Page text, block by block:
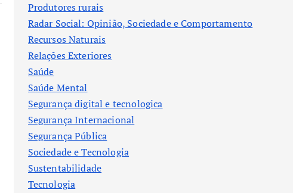
Produtores rurais
Radar Social: Opinião, Sociedade e Comportamento
Recursos Naturais
Relações Exteriores
Saúde
Saúde Mental
Segurança digital e tecnologica
Segurança Internacional
Segurança Pública
Sociedade e Tecnologia
Sustentabilidade
Tecnologia